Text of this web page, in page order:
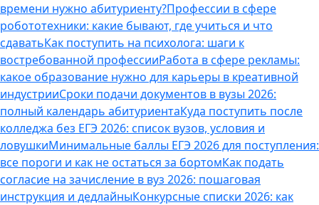
времени нужно абитуриенту?Профессии в сфере
робототехники: какие бывают, где учиться и что
сдаватьКак поступить на психолога: шаги к
востребованной профессииРабота в сфере рекламы:
какое образование нужно для карьеры в креативной
индустрииСроки подачи документов в вузы 2026:
полный календарь абитуриентаКуда поступить после
колледжа без ЕГЭ 2026: список вузов, условия и
ловушкиМинимальные баллы ЕГЭ 2026 для поступления:
все пороги и как не остаться за бортомКак подать
согласие на зачисление в вуз 2026: пошаговая
инструкция и дедлайныКонкурсные списки 2026: как